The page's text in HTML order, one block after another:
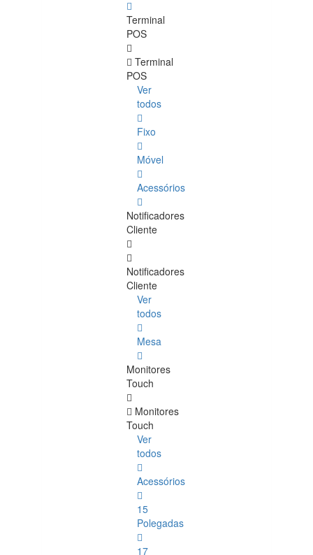
Terminal
POS
Terminal
POS
Ver
todos
Fixo
Móvel
Acessórios
Notificadores
Cliente
Notificadores
Cliente
Ver
todos
Mesa
Monitores
Touch
Monitores
Touch
Ver
todos
Acessórios
15
Polegadas
17